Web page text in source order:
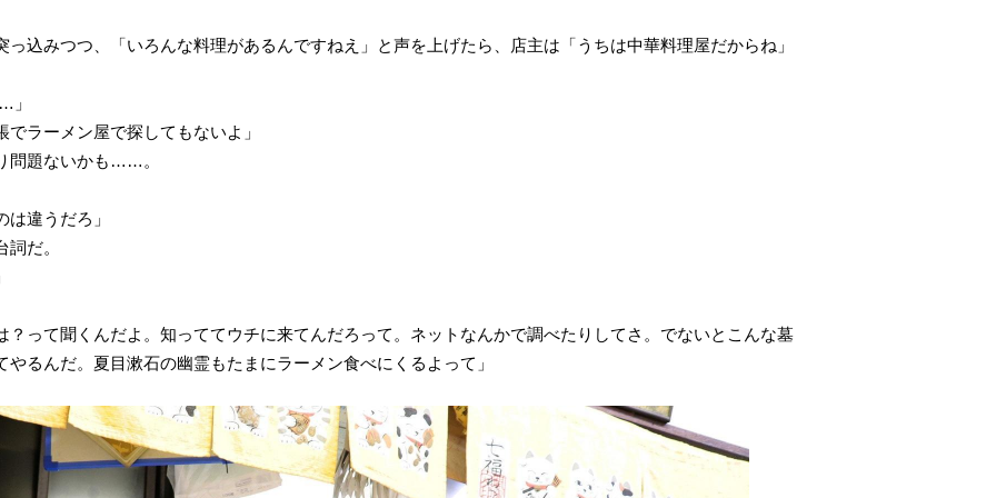
込みつつ、「いろんな料理があるんですねえ」と声を上げたら、店主は「うちは中華料理屋だからね」
」
ラーメン屋で探してもないよ」
問題ないかも……。
違うだろ」
だ。
って聞くんだよ。知っててウチに来てんだろって。ネットなんかで調べたりしてさ。でないとこんな墓
るんだ。夏目漱石の幽霊もたまにラーメン食べにくるよって」